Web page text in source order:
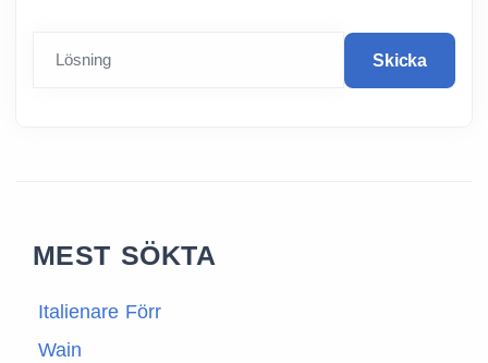
Lösning Skicka
MEST SÖKTA
Italienare Förr
Wain